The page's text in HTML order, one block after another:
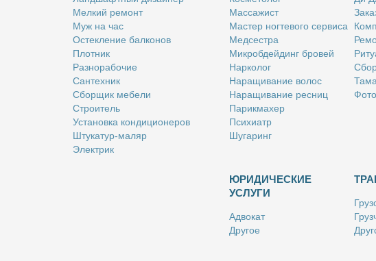
Мел­кий ре­монт
Муж на час
Остек­ле­ние бал­ко­нов
Плот­ник
Раз­но­ра­бо­чие
Сан­тех­ник
Сбор­щик ме­бе­ли
Стро­и­тель
Уста­нов­ка кон­ди­ци­о­не­ров
Шту­ка­тур-ма­ляр
Элек­трик
Мас­са­жист
Ма­стер ног­те­во­го сер­ви­са
Мед­сест­ра
Мик­роб­дей­динг бро­вей
Нар­ко­лог
На­ра­щи­ва­ние во­лос
На­ра­щи­ва­ние рес­ниц
Па­рик­махер
Пси­хи­атр
Шу­га­ринг
ЮРИДИЧЕСКИЕ
УСЛУГИ
Адво­кат
Дру­гое